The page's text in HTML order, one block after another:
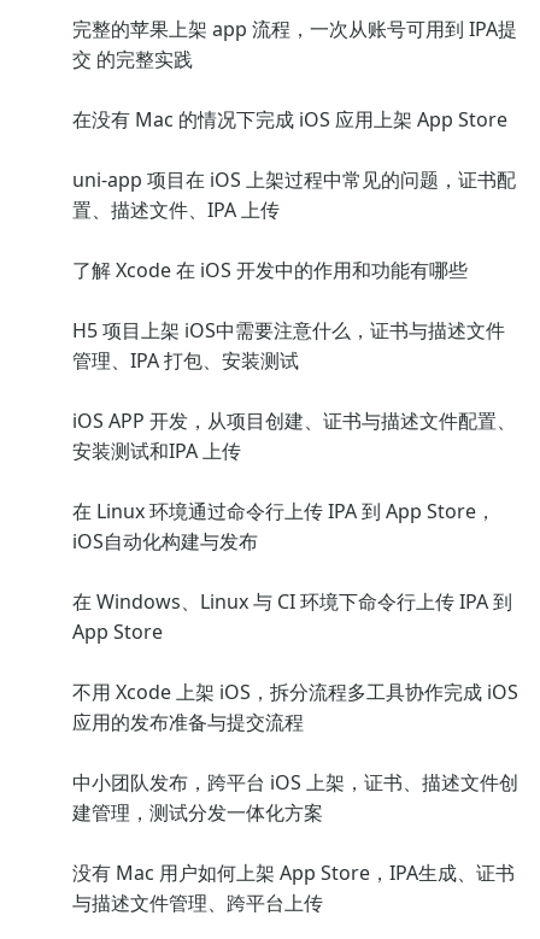
完整的苹果上架 app 流程，一次从账号可用到 IPA提
交 的完整实践
在没有 Mac 的情况下完成 iOS 应用上架 App Store
uni-app 项目在 iOS 上架过程中常见的问题，证书配
置、描述文件、IPA 上传
了解 Xcode 在 iOS 开发中的作用和功能有哪些
H5 项目上架 iOS中需要注意什么，证书与描述文件
管理、IPA 打包、安装测试
iOS APP 开发，从项目创建、证书与描述文件配置、
安装测试和IPA 上传
在 Linux 环境通过命令行上传 IPA 到 App Store，
iOS自动化构建与发布
在 Windows、Linux 与 CI 环境下命令行上传 IPA 到
App Store
不用 Xcode 上架 iOS，拆分流程多工具协作完成 iOS
应用的发布准备与提交流程
中小团队发布，跨平台 iOS 上架，证书、描述文件创
建管理，测试分发一体化方案
没有 Mac 用户如何上架 App Store，IPA生成、证书
与描述文件管理、跨平台上传